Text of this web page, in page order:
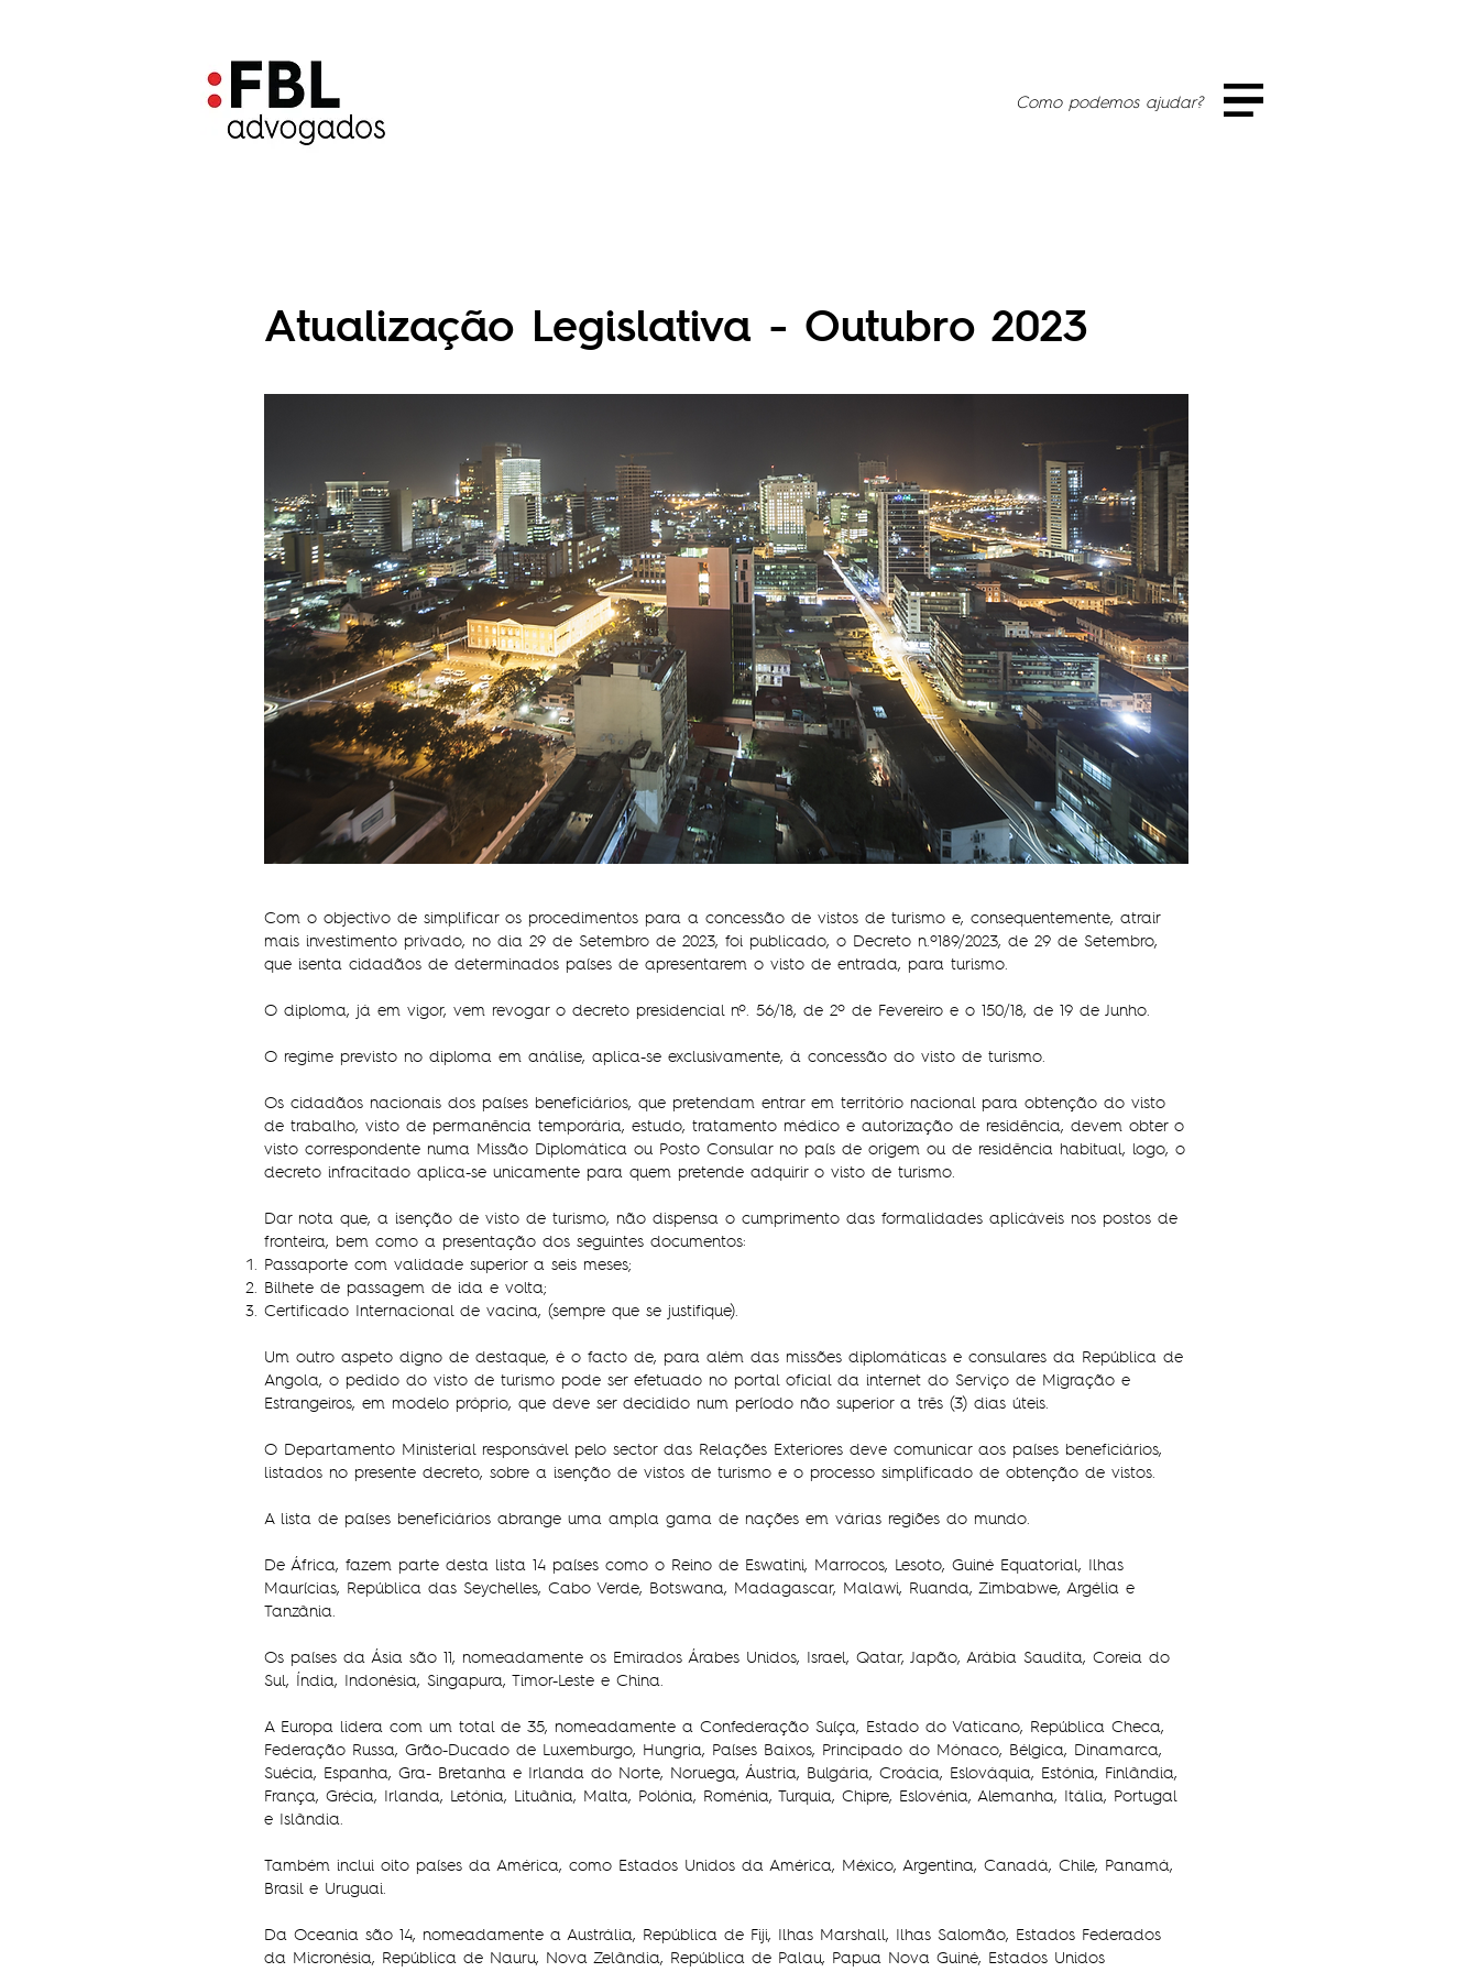
Como podemos ajudar?
Atualização Legislativa - Outubro 2023
Com o objectivo de simplificar os procedimentos para a concessão de vistos de turismo e, consequentemente, atrair
mais investimento privado, no dia 29 de Setembro de 2023, foi publicado, o Decreto n.º189/2023, de 29 de Setembro,
que isenta cidadãos de determinados países de apresentarem o visto de entrada, para turismo.
O diploma, já em vigor, vem revogar o decreto presidencial nº. 56/18, de 2º de Fevereiro e o 150/18, de 19 de Junho.
O regime previsto no diploma em análise, aplica-se exclusivamente, à concessão do visto de turismo.
Os cidadãos nacionais dos países beneficiários, que pretendam entrar em território nacional para obtenção do visto
de trabalho, visto de permanência temporária, estudo, tratamento médico e autorização de residência, devem obter o
visto correspondente numa Missão Diplomática ou Posto Consular no país de origem ou de residência habitual, logo, o
decreto infracitado aplica-se unicamente para quem pretende adquirir o visto de turismo.
Dar nota que, a isenção de visto de turismo, não dispensa o cumprimento das formalidades aplicáveis nos postos de
fronteira, bem como a presentação dos seguintes documentos:
Passaporte com validade superior a seis meses;
Bilhete de passagem de ida e volta;
Certificado Internacional de vacina, (sempre que se justifique).
Um outro aspeto digno de destaque, é o facto de, para além das missões diplomáticas e consulares da República de
Angola, o pedido do visto de turismo pode ser efetuado no portal oficial da internet do Serviço de Migração e
Estrangeiros, em modelo próprio, que deve ser decidido num período não superior a três (3) dias úteis.
O Departamento Ministerial responsável pelo sector das Relações Exteriores deve comunicar aos países beneficiários,
listados no presente decreto, sobre a isenção de vistos de turismo e o processo simplificado de obtenção de vistos.
A lista de países beneficiários abrange uma ampla gama de nações em várias regiões do mundo.
De África, fazem parte desta lista 14 países como o Reino de Eswatini, Marrocos, Lesoto, Guiné Equatorial, Ilhas
Maurícias, República das Seychelles, Cabo Verde, Botswana, Madagascar, Malawi, Ruanda, Zimbabwe, Argélia e
Tanzânia.
Os países da Ásia são 11, nomeadamente os Emirados Árabes Unidos, Israel, Qatar, Japão, Arábia Saudita, Coreia do
Sul, Índia, Indonésia, Singapura, Timor-Leste e China.
A Europa lidera com um total de 35, nomeadamente a Confederação Suíça, Estado do Vaticano, República Checa,
Federação Russa, Grão-Ducado de Luxemburgo, Hungria, Países Baixos, Principado do Mónaco, Bélgica, Dinamarca,
Suécia, Espanha, Gra- Bretanha e Irlanda do Norte, Noruega, Áustria, Bulgária, Croácia, Eslováquia, Estónia, Finlândia,
França, Grécia, Irlanda, Letónia, Lituânia, Malta, Polónia, Roménia, Turquia, Chipre, Eslovénia, Alemanha, Itália, Portugal
e Islândia.
Também inclui oito países da América, como Estados Unidos da América, México, Argentina, Canadá, Chile, Panamá,
Brasil e Uruguai.
Da Oceania são 14, nomeadamente a Austrália, República de Fiji, Ilhas Marshall, Ilhas Salomão, Estados Federados
da Micronésia, República de Nauru, Nova Zelândia, República de Palau, Papua Nova Guiné, Estados Unidos